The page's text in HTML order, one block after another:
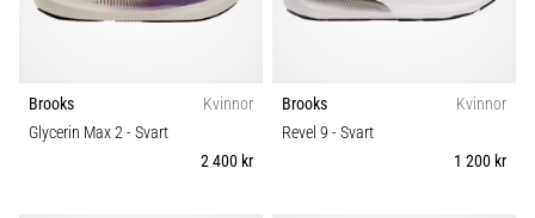
Brooks
Kvinnor
Glycerin Max 2- Svart
2 400 kr
Brooks
Kvinnor
Revel 9 - Svart
1 200 kr